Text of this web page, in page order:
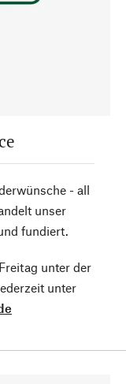
- all
unser
fundiert.
unter der
unter